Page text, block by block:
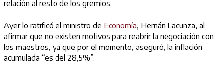
relación al resto de los gremios.
Ayer lo ratificó el ministro de Economía, Hernán Lacunza, al
afirmar que no existen motivos para reabrir la negociación con
los maestros, ya que por el momento, aseguró, la inflación
acumulada “es del 28,5%”.